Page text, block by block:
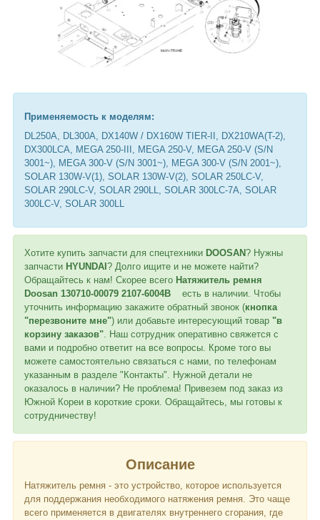
Применяемость к моделям:
DL250A, DL300A, DX140W / DX160W TIER-II, DX210WA(T-2),
DX300LCA, MEGA 250-III, MEGA 250-V, MEGA 250-V (S/N
3001~), MEGA 300-V (S/N 3001~), MEGA 300-V (S/N 2001~),
SOLAR 130W-V(1), SOLAR 130W-V(2), SOLAR 250LC-V,
SOLAR 290LC-V, SOLAR 290LL, SOLAR 300LC-7A, SOLAR
300LC-V, SOLAR 300LL
Хотите купить запчасти для спецтехники DOOSAN? Нужны
запчасти HYUNDAI ? Долго ищите и не можете найти?
Обращайтесь к нам! Скорее всего Натяжитель ремня
Doosan 130710-00079 2107-6004B
есть в наличии. Чтобы
уточнить информацию закажите обратный звонок (кнопка
"перезвоните мне") или добавьте интересующий товар "в
корзину заказов". Наш сотрудник оперативно свяжется с
вами и подробно ответит на все вопросы. Кроме того вы
можете самостоятельно связаться с нами, по телефонам
указанным в разделе "Контакты". Нужной детали не
оказалось в наличии? Не проблема! Привезем под заказ из
Южной Кореи в короткие сроки. Обращайтесь, мы готовы к
сотрудничеству!
Описание
Натяжитель ремня - это устройство, которое используется
для поддержания необходимого натяжения ремня. Это чаще
всего применяется в двигателях внутреннего сгорания, где